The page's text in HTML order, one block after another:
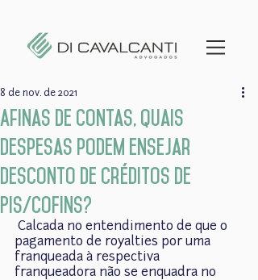
Afinas de contas, quais
despesas podem ensejar
desconto de créditos de
PIS/COFINS?
8 de nov. de 2021
pagamento de royalties por uma
franqueada à respectiva
franqueadora não se enquadra no